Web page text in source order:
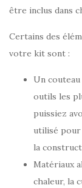
être inclus dans
Certains des
votre kit sont :
Un
outils les
puissiez
utilisé
la
Matériaux
chaleur, la